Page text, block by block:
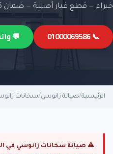
خبراء — قطع غيار أصلية — ضمان 6 أشهر.
📞 01000069586
💬
الرئيسية/صيانة زانوسي/سخانات
⚠ صيانة سخانات زانوسي في